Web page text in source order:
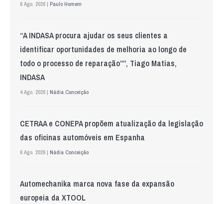
6 Ago. 2026 | Paulo Homem
“A INDASA procura ajudar os seus clientes a
identificar oportunidades de melhoria ao longo de
todo o processo de reparação””, Tiago Matias,
INDASA
4 Ago. 2026 | Nádia Conceição
CETRAA e CONEPA propõem atualização da legislação
das oficinas automóveis em Espanha
6 Ago. 2026 | Nádia Conceição
Automechanika marca nova fase da expansão
europeia da XTOOL